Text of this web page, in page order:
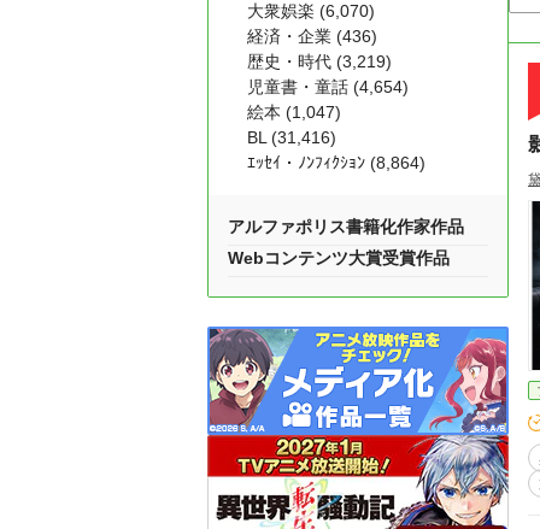
大衆娯楽 (6,070)
経済・企業 (436)
歴史・時代 (3,219)
児童書・童話 (4,654)
絵本 (1,047)
BL (31,416)
ｴｯｾｲ・ﾉﾝﾌｨｸｼｮﾝ (8,864)
アルファポリス書籍化作家作品
Webコンテンツ大賞受賞作品